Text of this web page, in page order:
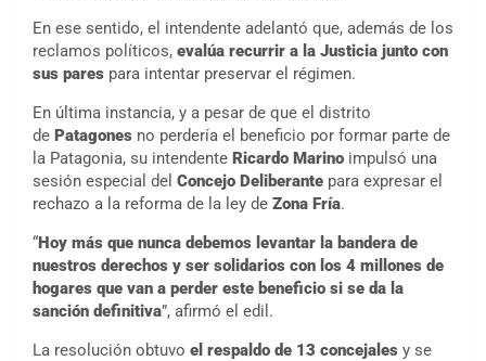
En ese sentido, el intendente adelantó que, además de los
reclamos políticos, evalúa recurrir a la Justicia junto con
sus pares para intentar preservar el régimen.
En última instancia, y a pesar de que el distrito
de Patagones no perdería el beneficio por formar parte de
la Patagonia, su intendente Ricardo Marino impulsó una
sesión especial del Concejo Deliberante para expresar el
rechazo a la reforma de la ley de Zona Fría.
“Hoy más que nunca debemos levantar la bandera de
nuestros derechos y ser solidarios con los 4 millones de
hogares que van a perder este beneficio si se da la
sanción definitiva”, afirmó el edil.
La resolución obtuvo el respaldo de 13 concejales y se